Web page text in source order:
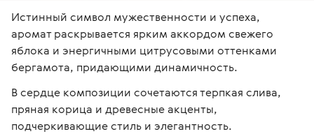
Истинный символ мужественности и успеха,
аромат раскрывается ярким аккордом свежего
яблока и энергичными цитрусовыми оттенками
бергамота, придающими динамичность.
В сердце композиции сочетаются терпкая слива,
пряная корица и древесные акценты,
подчеркивающие стиль и элегантность.